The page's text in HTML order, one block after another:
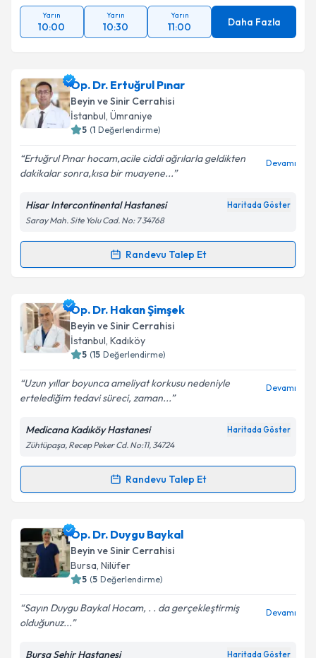
Yarın
10:00
Yarın
10:30
Yarın
11:00 Daha Fazla
Op. Dr. Ertuğrul Pınar
Beyin ve Sinir Cerrahisi
İstanbul, Ümraniye
5 (1 Değerlendirme)
Ertuğrul Pınar hocam,acile ciddi ağrılarla geldikten
dakikalar sonra,kısa bir muayene...
Devamı
Hisar Intercontinental Hastanesi Haritada Göster
Saray Mah. Site Yolu Cad. No: 7 34768
Randevu Talep Et
Randevu Takvimi Talebi
Op. Dr. Ertuğrul Pınariçin randevu takvimi talebi
oluşturun. Size bu uzmandan randevu almanız için bir
takvim hazırlandığında e-posta ile bilgilendireceğiz.
Kişisel verilerimin işlenmesine ilişkin
Aydınlatma
Metni'ni okudum ve kişisel verilerimin belirtilen
kapsamda işlenmesini kabul ediyorum.
Op. Dr. Hakan Şimşek
Beyin ve Sinir Cerrahisi
İstanbul, Kadıköy
5 (15 Değerlendirme)
Uzun yıllar boyunca ameliyat korkusu nedeniyle
ertelediğim tedavi süreci, zaman...
Devamı
Medicana Kadıköy Hastanesi Haritada Göster
Zühtüpaşa, Recep Peker Cd. No:11, 34724
Randevu Talep Et
Randevu Takvimi Talebi
Op. Dr. Hakan Şimşekiçin randevu takvimi talebi
oluşturun. Size bu uzmandan randevu almanız için bir
takvim hazırlandığında e-posta ile bilgilendireceğiz.
Op. Dr. Duygu Baykal
Beyin ve Sinir Cerrahisi
Bursa, Nilüfer
5 (5 Değerlendirme)
Sayın Duygu Baykal Hocam, . . da gerçekleştirmiş
olduğunuz...
Devamı
Bursa Şehir Hastanesi Haritada Göster